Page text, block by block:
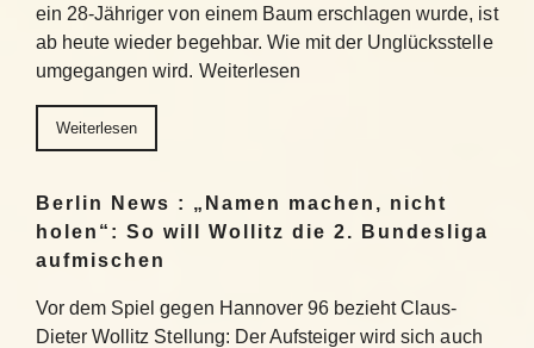
ein 28-Jähriger von einem Baum erschlagen wurde, ist
ab heute wieder begehbar. Wie mit der Unglücksstelle
umgegangen wird. Weiterlesen
Weiterlesen
Berlin News : „Namen machen, nicht
holen“: So will Wollitz die 2. Bundesliga
aufmischen
Vor dem Spiel gegen Hannover 96 bezieht Claus-
Dieter Wollitz Stellung: Der Aufsteiger wird sich auch